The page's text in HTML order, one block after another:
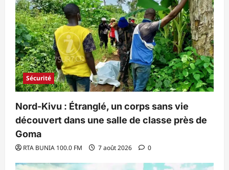
Sécurité
Nord-Kivu : Étranglé, un corps sans vie
découvert dans une salle de classe près de
Goma
RTA BUNIA 100.0 FM 7 août 2026 0